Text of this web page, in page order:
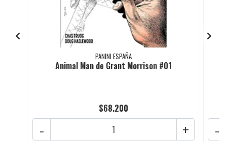
PANINI ESPAÑA
Animal Man de Grant Morrison #01
$68.200
+
- -